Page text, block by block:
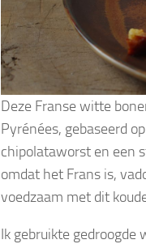
Deze Franse witte
Pyrénées, gebaseerd
chipolataworst en een
omdat het Frans is,
voedzaam met dit
Ik gebruikte gedroogde